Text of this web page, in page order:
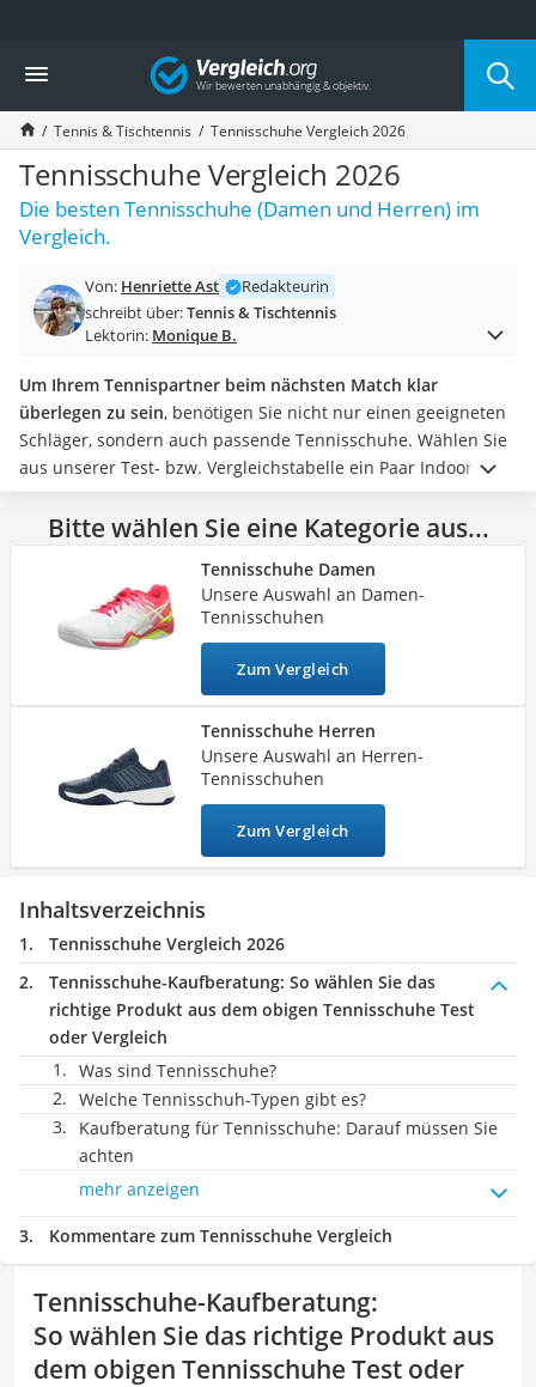
Die beliebtesten Vergleiche nach Kategorie
Freizeit & Sport
Gartentrampolin
Trampolin
Metalldetektor
Eufab-Fahrradträger
Trampolin 366 cm
Fahrradschloss
Futterboot
Air Bike
Trekkingschuhe Herren
Reisetasche mit Rollen
Klimmzugstation
Koffer
Nachtsichtgerät
Faltschloss
Wanderschuhe Herren
Sicherheitsweste Reiten
Vergleich
Tennis & Tischtennis Tennisschuhe Vergleich 2026
Tennisschuhe Vergleich 2026
Die besten Tennisschuhe (Damen und Herren) im
Vergleich.
Von: Henriette Ast
Redakteurin
schreibt über:Tennis & Tischtennis
Lektorin: Monique B.
Um Ihrem Tennispartner beim nächsten Match klar
überlegen zu sein, benötigen Sie nicht nur einen geeigneten
Schläger, sondern auch passende Tennisschuhe. Wählen Sie
aus unserer Test- bzw. Vergleichstabelle ein Paar Indoor-
Tennisschuhe mit abriebfester Sohle, wenn Sie am liebsten in
der Halle spielen. Wenn Sie ab und zu auch draußen einen
zu Schuhen mit leichtem Profil
greifen, die für alle Böden geeignet sind.
Bitte wählen Sie eine Kategorie aus...
Tennisschuhe Damen
Unsere Auswahl an Damen-
Tennisschuhen
Zum Vergleich
Tennisschuhe Herren
Unsere Auswahl an Herren-
Tennisschuhen
Zum Vergleich
Inhaltsverzeichnis
Tennisschuhe Vergleich 2026
Tennisschuhe-Kaufberatung: So wählen Sie das
richtige Produkt aus dem obigen Tennisschuhe Test
oder Vergleich
Was sind Tennisschuhe?
Welche Tennisschuh-Typen gibt es?
Kaufberatung für Tennisschuhe: Darauf müssen Sie
achten
mehr anzeigen
Kommentare zum Tennisschuhe Vergleich
Tennisschuhe-Kaufberatung:
So wählen Sie das richtige Produkt aus
dem obigen Tennisschuhe Test oder